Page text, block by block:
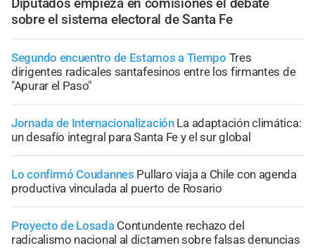
Diputados empieza en comisiones el debate
sobre el sistema electoral de Santa Fe
Segundo encuentro de Estamos a Tiempo Tres
dirigentes radicales santafesinos entre los firmantes de
"Apurar el Paso"
Jornada de Internacionalización La adaptación climática:
un desafío integral para Santa Fe y el sur global
Lo confirmó Coudannes Pullaro viaja a Chile con agenda
productiva vinculada al puerto de Rosario
Proyecto de Losada Contundente rechazo del
radicalismo nacional al dictamen sobre falsas denuncias